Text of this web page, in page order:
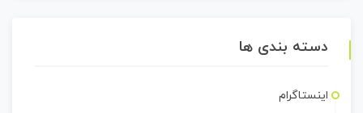
دسته بندی ها
اینستاگرام